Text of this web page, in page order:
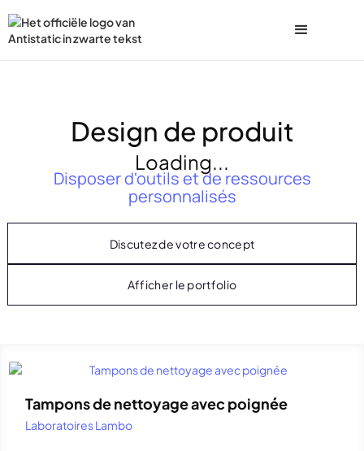
Design de produit
Loading...
Disposer d'outils et de ressources
personnalisés
Discutez de votre concept
Afficher le portfolio
Tampons de nettoyage avec poignée
Laboratoires Lambo